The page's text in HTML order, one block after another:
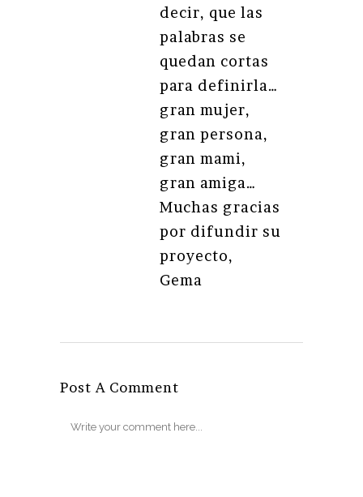
decir, que las
palabras se
quedan cortas
para definirla…
gran mujer,
gran persona,
gran mami,
gran amiga…
Muchas gracias
por difundir su
proyecto,
Gema
Post A Comment